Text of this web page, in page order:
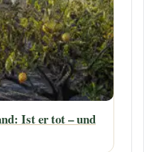
Ist er tot – und